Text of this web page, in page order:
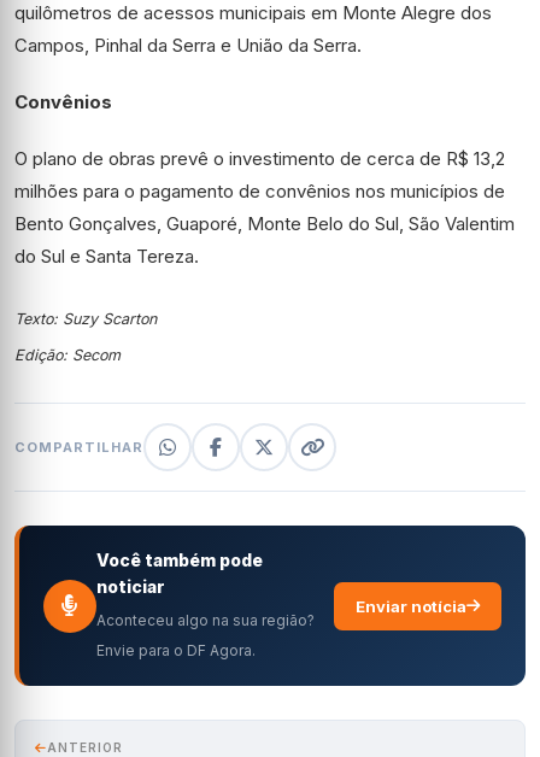
quilômetros de acessos municipais em Monte Alegre dos
Campos, Pinhal da Serra e União da Serra.
Convênios
O plano de obras prevê o investimento de cerca de R$ 13,2
milhões para o pagamento de convênios nos municípios de
Bento Gonçalves, Guaporé, Monte Belo do Sul, São Valentim
do Sul e Santa Tereza.
Texto: Suzy Scarton
Edição: Secom
COMPARTILHAR
Você também pode
noticiar
Aconteceu algo na sua região?
Envie para o DF Agora.
Enviar notícia
ANTERIOR